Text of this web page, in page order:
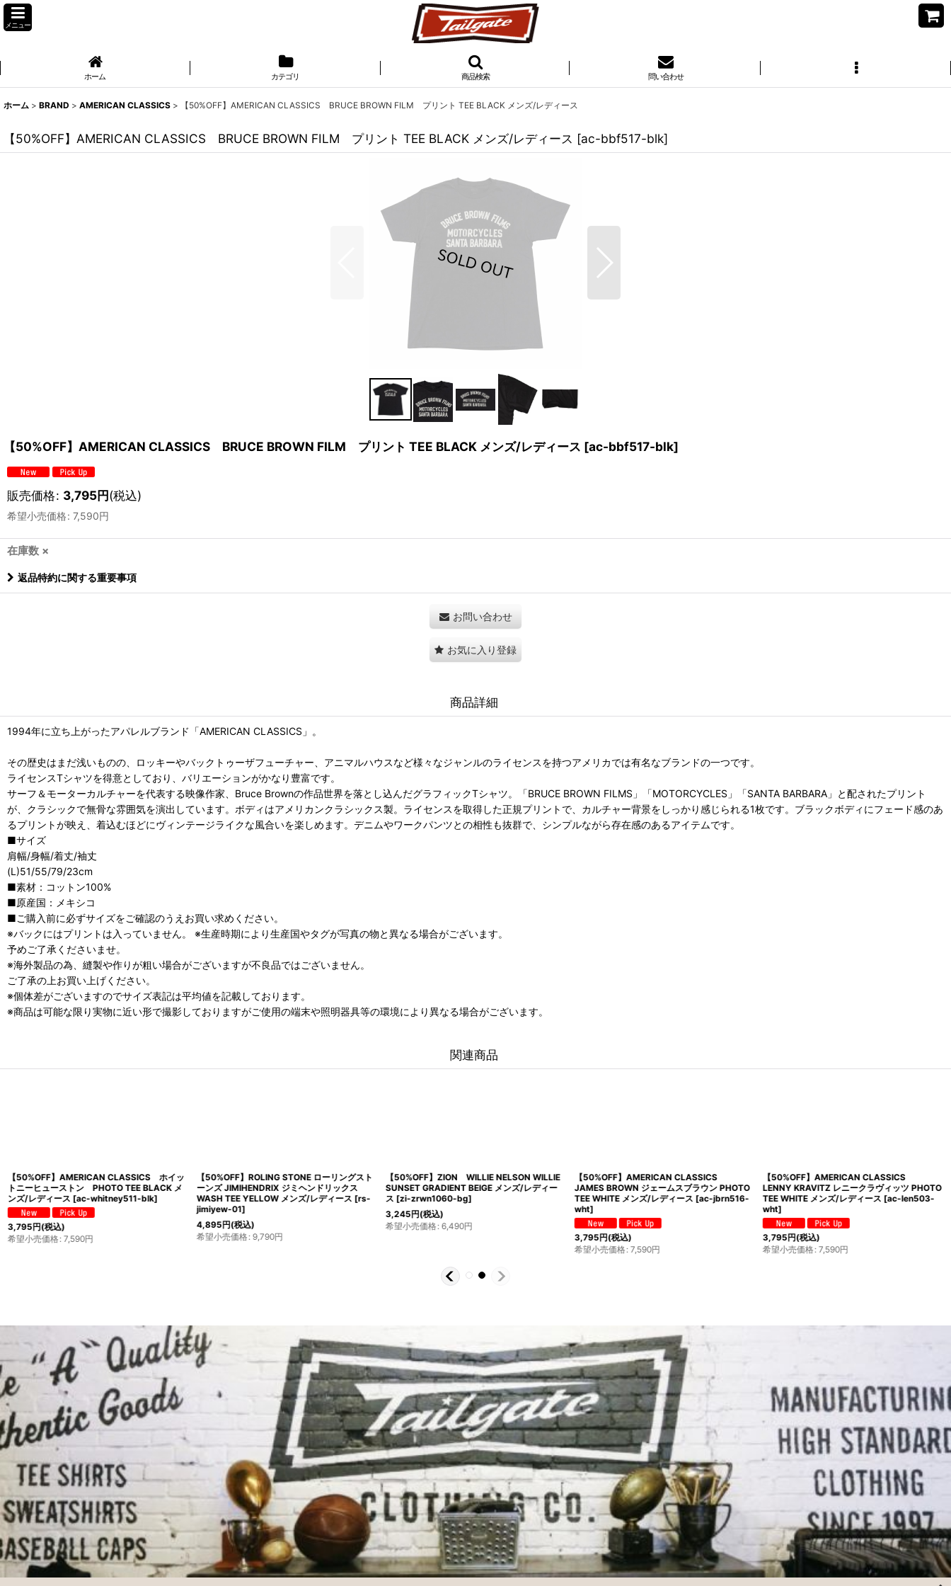
メニュー
ホーム カテゴリ 商品検索 問い合わせ
ホーム > BRAND > AMERICAN CLASSICS > 【50%OFF】AMERICAN CLASSICS BRUCE BROWN FILM プリント TEE BLACK メンズ/レディース
【50%OFF】AMERICAN CLASSICS BRUCE BROWN FILM プリント TEE BLACK メンズ/レディース [ac-bbf517-blk]
【50%OFF】AMERICAN CLASSICS BRUCE BROWN FILM プリント TEE BLACK メンズ/レディース [ac-bbf517-blk]
販売価格: 3,795円(税込)
希望小売価格: 7,590円
在庫数 ×
返品特約に関する重要事項
お問い合わせ
お気に入り登録
商品詳細
1994年に立ち上がったアパレルブランド「AMERICAN CLASSICS」。
その歴史はまだ浅いものの、ロッキーやバックトゥーザフューチャー、アニマルハウスなど様々なジャンルのライセンスを持つアメリカでは有名なブランドの一つです。
ライセンスTシャツを得意としており、バリエーションがかなり豊富です。
サーフ＆モーターカルチャーを代表する映像作家、Bruce Brownの作品世界を落とし込んだグラフィックTシャツ。「BRUCE BROWN FILMS」「MOTORCYCLES」「SANTA BARBARA」と配されたプリント
が、クラシックで無骨な雰囲気を演出しています。ボディはアメリカンクラシックス製。ライセンスを取得した正規プリントで、カルチャー背景をしっかり感じられる1枚です。ブラックボディにフェード感のあ
るプリントが映え、着込むほどにヴィンテージライクな風合いを楽しめます。デニムやワークパンツとの相性も抜群で、シンプルながら存在感のあるアイテムです。
■サイズ
肩幅/身幅/着丈/袖丈
(L)51/55/79/23cm
■素材：コットン100%
■原産国：メキシコ
■ご購入前に必ずサイズをご確認のうえお買い求めください。
※バックにはプリントは入っていません。 ※生産時期により生産国やタグが写真の物と異なる場合がございます。
予めご了承くださいませ。
※海外製品の為、縫製や作りが粗い場合がございますが不良品ではございません。
ご了承の上お買い上げください。
※個体差がございますのでサイズ表記は平均値を記載しております。
※商品は可能な限り実物に近い形で撮影しておりますがご使用の端末や照明器具等の環境により異なる場合がございます。
関連商品
【50%OFF】AMERICAN CLASSICS ホイッ
トニーヒューストン PHOTO TEE BLACK メ
ンズ/レディース [ac-whitney511-blk]
3,795円(税込)
希望小売価格: 7,590円
【50%OFF】ROLING STONE ローリングスト
ーンズ JIMIHENDRIX ジミヘンドリックス
WASH TEE YELLOW メンズ/レディース [rs-
jimiyew-01]
4,895円(税込)
希望小売価格: 9,790円
【50%OFF】ZION WILLIE NELSON WILLIE
SUNSET GRADIENT BEIGE メンズ/レディー
ス [zi-zrwn1060-bg]
3,245円(税込)
希望小売価格: 6,490円
【50%OFF】AMERICAN CLASSICS
JAMES BROWN ジェームスブラウン PHOTO
TEE WHITE メンズ/レディース [ac-jbrn516-
wht]
3,795円(税込)
希望小売価格: 7,590円
【50%OFF】AMERICAN CLASSICS
LENNY KRAVITZ レニークラヴィッツ PHOTO
TEE WHITE メンズ/レディース [ac-len503-
wht]
3,795円(税込)
希望小売価格: 7,590円